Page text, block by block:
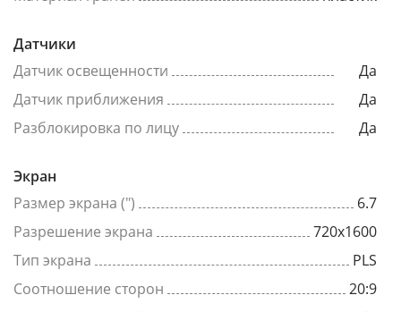
Датчики
Датчик освещенности
Да
Датчик приближения
Да
Разблокировка по лицу
Да
Экран
Размер экрана (")
6.7
Разрешение экрана
720x1600
Тип экрана
PLS
Соотношение сторон
20:9